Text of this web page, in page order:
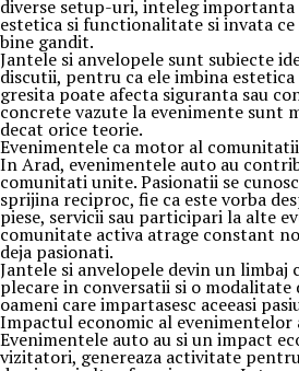
diverse setup-uri, inteleg
estetica si functionalitate si invata
bine gandit.
Jantele si anvelopele sunt subiecte
discutii, pentru ca ele imbina
gresita poate afecta siguranta sau
concrete vazute la evenimente sunt
decat orice teorie.
Evenimentele ca motor al
In Arad, evenimentele auto au
comunitati unite. Pasionatii se
sprijina reciproc, fie ca este vorba
piese, servicii sau participari la alte
comunitate activa atrage constant
deja pasionati.
Jantele si anvelopele devin un limbaj
plecare in conversatii si o modalitate
oameni care impartasesc aceeasi
Impactul economic al evenimentelor
Evenimentele auto au si un impact
vizitatori, genereaza activitate